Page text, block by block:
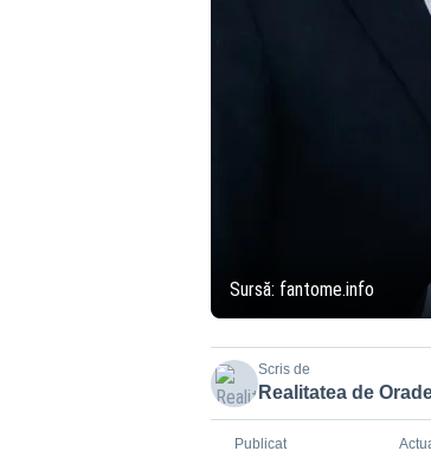
Sursă: fantome.info
Scris de
Realitatea de
Publicat